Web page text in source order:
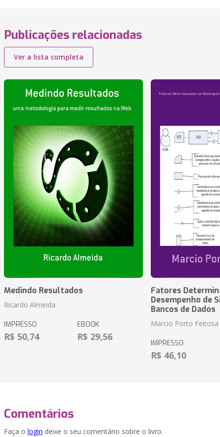
Publicações relacionadas
Ver a lista completa
Medindo Resultados
Ricardo Almeida
IMPRESSO
R$ 50,74
EBOOK
R$ 29,56
Fatores
Desempenho de
Bancos de Dados
Marcio Porto Feitosa
IMPRESSO
R$ 46,10
Comentários
Faça o login deixe o seu comentário sobre o livro.